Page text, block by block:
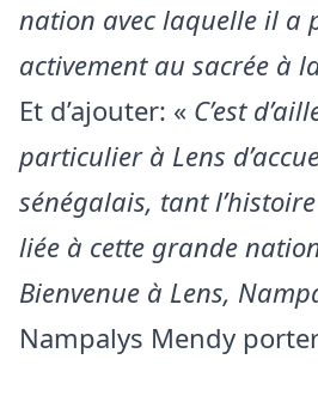
nation avec laquelle il a
activement au sacrée à
Et d’ajouter: « C’est
particulier à Lens
sénégalais, tant
liée à cette grande
Bienvenue à Lens,
Nampalys Mendy